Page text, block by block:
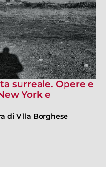
surreale. Opere e
York e
di Villa Borghese